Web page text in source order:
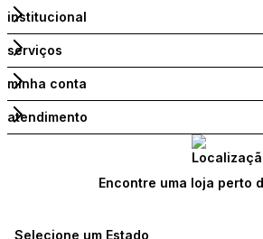
institucional
serviços
minha conta
atendimento
Encontre uma loja perto